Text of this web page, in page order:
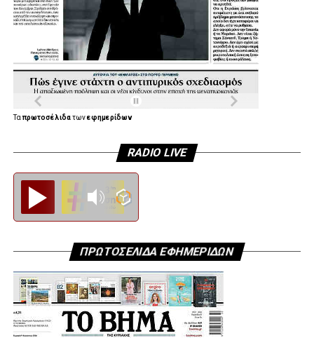
ΑΝΤΙΠΡΟΣΩΠΙΑ ΤΗΣ Β2 ΔΕΕΠ
ΘΟΔΩΡΗΣ ΕΛΕΥΘΕΡΙΑΝΟΣ ΠΡΟΕΔΡΟΣ ΔΗΜΤΟ
ΠΕΡΙΣΤΕΡΙΟΥ
ΝΙΚΟΣ ΣΤΑΥΡΟΠΟΥΛΟΣ ΠΡΟΕΔΡΟΣ ΔΗΜΤΟ ΙΛΙΟΥ
ΧΑΙΔΑΡΙΟΥ
ΔΕΣΠΟΙΝΑ ΠΡΟΚΟΠΙΟΥ ΠΡΟΕΔΡΟΣ ΔΗΜΤΟ
ΑΙΓΑΛΕΩ
ΑΓΙΑΣ ΒΑΡΒΑΡΑΣ
ΦΙΛΙΠΠΟΣ ΚΩΤΣΗΣ ΙΔΙΟΚΤΗΤΗΣ ΓΣ ΠΕΡΙΣΤΕΡΙΟΥ
ΝΑΝΤΙΑ ΓΚΟΓΚΟΖΩΤΟΥ ΠΡΟΕΔΡΟΣ ΕΟΠΠΥ
Ταπρωτοσέλιδατωνεφημερίδων
RADIO LIVE
ΠΡΩΤΟΣΕΛΙΔΑ ΕΦΗΜΕΡΙΔΩΝ